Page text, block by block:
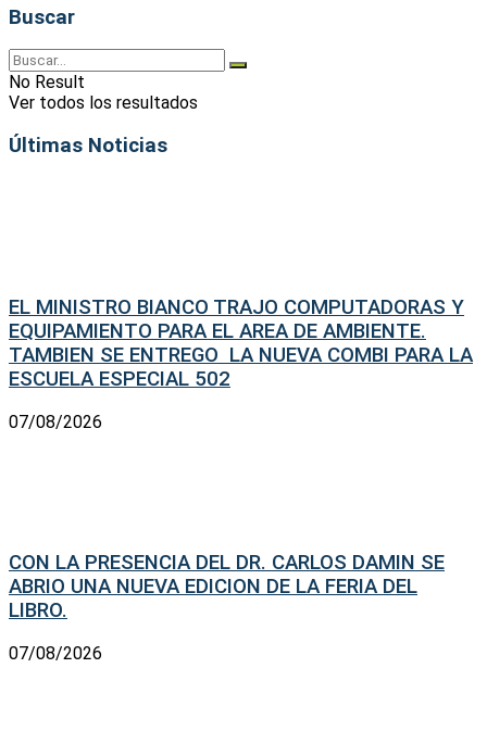
Buscar
No Result
Ver todos los resultados
Últimas Noticias
EL MINISTRO BIANCO TRAJO COMPUTADORAS Y
EQUIPAMIENTO PARA EL AREA DE AMBIENTE.
TAMBIEN SE ENTREGO LA NUEVA COMBI PARA LA
ESCUELA ESPECIAL 502
07/08/2026
CON LA PRESENCIA DEL DR. CARLOS DAMIN SE
ABRIO UNA NUEVA EDICION DE LA FERIA DEL
LIBRO.
07/08/2026